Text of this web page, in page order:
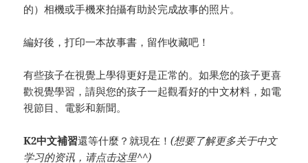
的）相機或手機來拍攝有助於完成故事的照片。
編好後，打印一本故事書，留作收藏吧！
有些孩子在視覺上學得更好是正常的。如果您的孩子更喜
歡視覺學習，請與您的孩子一起觀看好的中文材料，如電
視節目、電影和新聞。
K2中文補習還等什麼？就現在！(想要了解更多关于中文
学习的资讯，请点击这里^^)